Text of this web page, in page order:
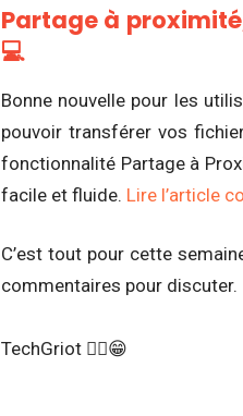
Partage à
💻
Bonne nouvelle pour les
pouvoir transférer vos
fonctionnalité Partage à
facile et fluide. Lire l’article
C’est tout pour cette
commentaires pour discuter.
TechGriot ✌🏾😁